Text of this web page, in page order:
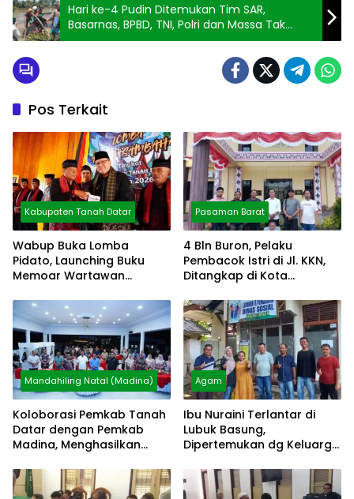
Hari ke-4 Pudin Ditemukan Tim SAR,
Basarnas, BPBD, TNI, Polri dan Massa Tak
Bernyawa Lagi
Pos Terkait
Kabupaten Tanah Datar
Wabup Buka Lomba
Pidato, Launching Buku
Memoar Wartawan
Pasaman Barat
4 Bln Buron, Pelaku
Pembacok Istri di Jl. KKN,
Ditangkap di Kota
Mandahiling Natal (Madina)
Koloborasi Pemkab Tanah
Datar dengan Pemkab
Madina, Menghasilkan
Agam
Ibu Nuraini Terlantar di
Lubuk Basung,
Dipertemukan dg Keluarga